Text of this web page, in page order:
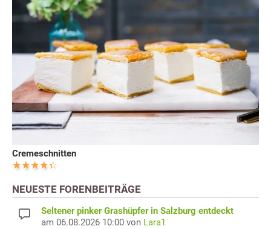
Cremeschnitten
NEUESTE FORENBEITRÄGE
Seltener pinker Grashüpfer in Salzburg entdeckt
am 06.08.2026 10:00 von Lara1